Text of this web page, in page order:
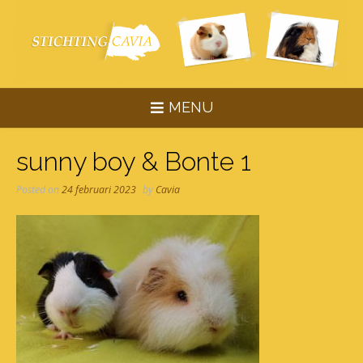
content
MENU
sunny boy & Bonte 1
Posted on24 februari 2023 by Cavia